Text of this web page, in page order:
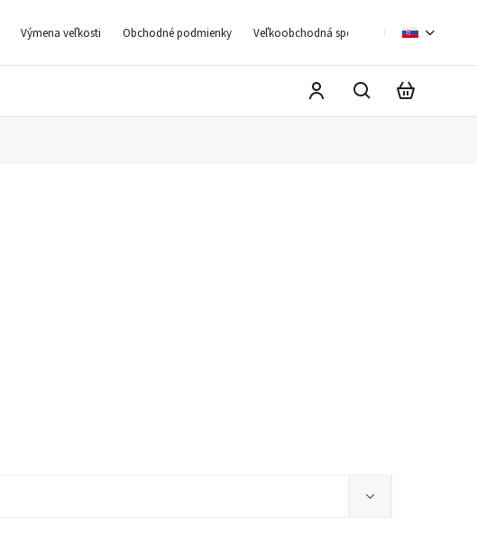
Výmena veľkosti Obchodné podmienky Veľkoobchodná spolupráca Moja